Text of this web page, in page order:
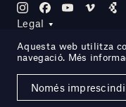
Legal
Site by DOMO—A
Aquesta web utilitza
navegació. Més
Només